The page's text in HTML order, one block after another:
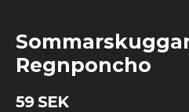
Regnponcho
59 SEK